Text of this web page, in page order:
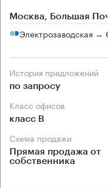
Москва, Большая
Электрозаводская →
История предложений
по запросу
Класс офисов
класс B
Схема продажи
Прямая продажа от
собственника